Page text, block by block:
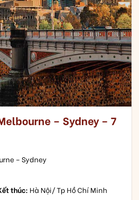
– Sydney – 7
– Sydney
thúc: Hà Nội/ Tp Hồ Chí Minh